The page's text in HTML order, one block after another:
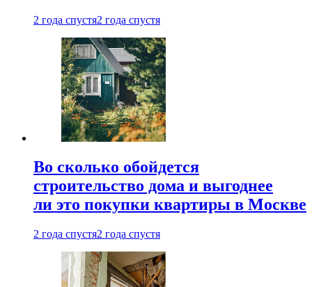
2 года спустя2 года спустя
Во сколько обойдется
строительство дома и выгоднее
ли это покупки квартиры в Москве
2 года спустя2 года спустя